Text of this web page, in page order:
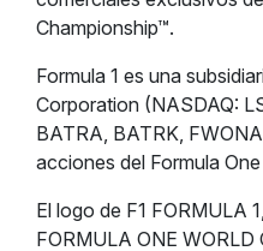
Championship™.
Formula 1 es una
Corporation (NASDAQ:
BATRA, BATRK,
acciones del Formula
El logo de F1 FORMULA
FORMULA ONE